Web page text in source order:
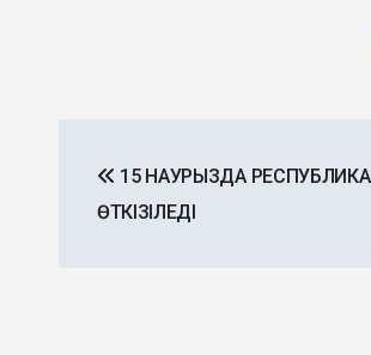
navigation
15 НАУРЫЗДА
ӨТКІЗІЛЕДІ